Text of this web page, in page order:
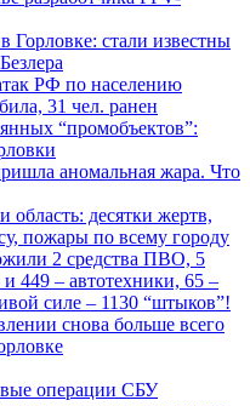
Горловке: стали известны
РФ по населению
31 чел. ранен
“промобъектов”:
аномальная жара. Что
область: десятки жертв,
пожары по всему городу
2 средства ПВО, 5
449 – автотехники, 65 –
силе – 1130 “штыков”!
снова больше всего
операции СБУ